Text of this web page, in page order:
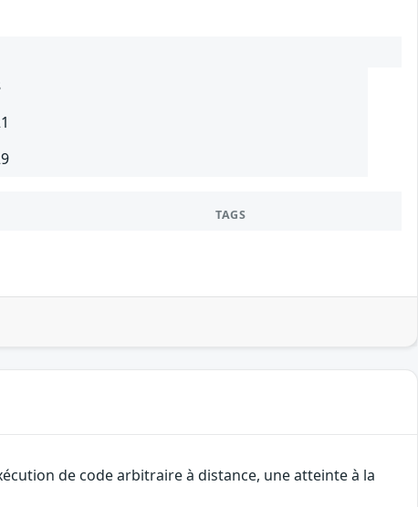
TAGS
de code arbitraire à distance, une atteinte à la